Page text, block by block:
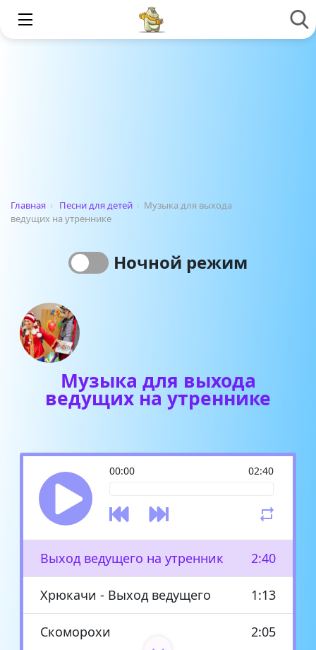
Главная › Песни для детей › Музыка для выхода
ведущих на утреннике
Ночной режим
Музыка для выхода
ведущих на утреннике
00:00 02:40
Выход ведущего на утренник 2:40
Хрюкачи - Выход ведущего 1:13
Скоморохи 2:05